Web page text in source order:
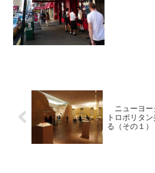
ニューヨー
トロポリタ
る（その１